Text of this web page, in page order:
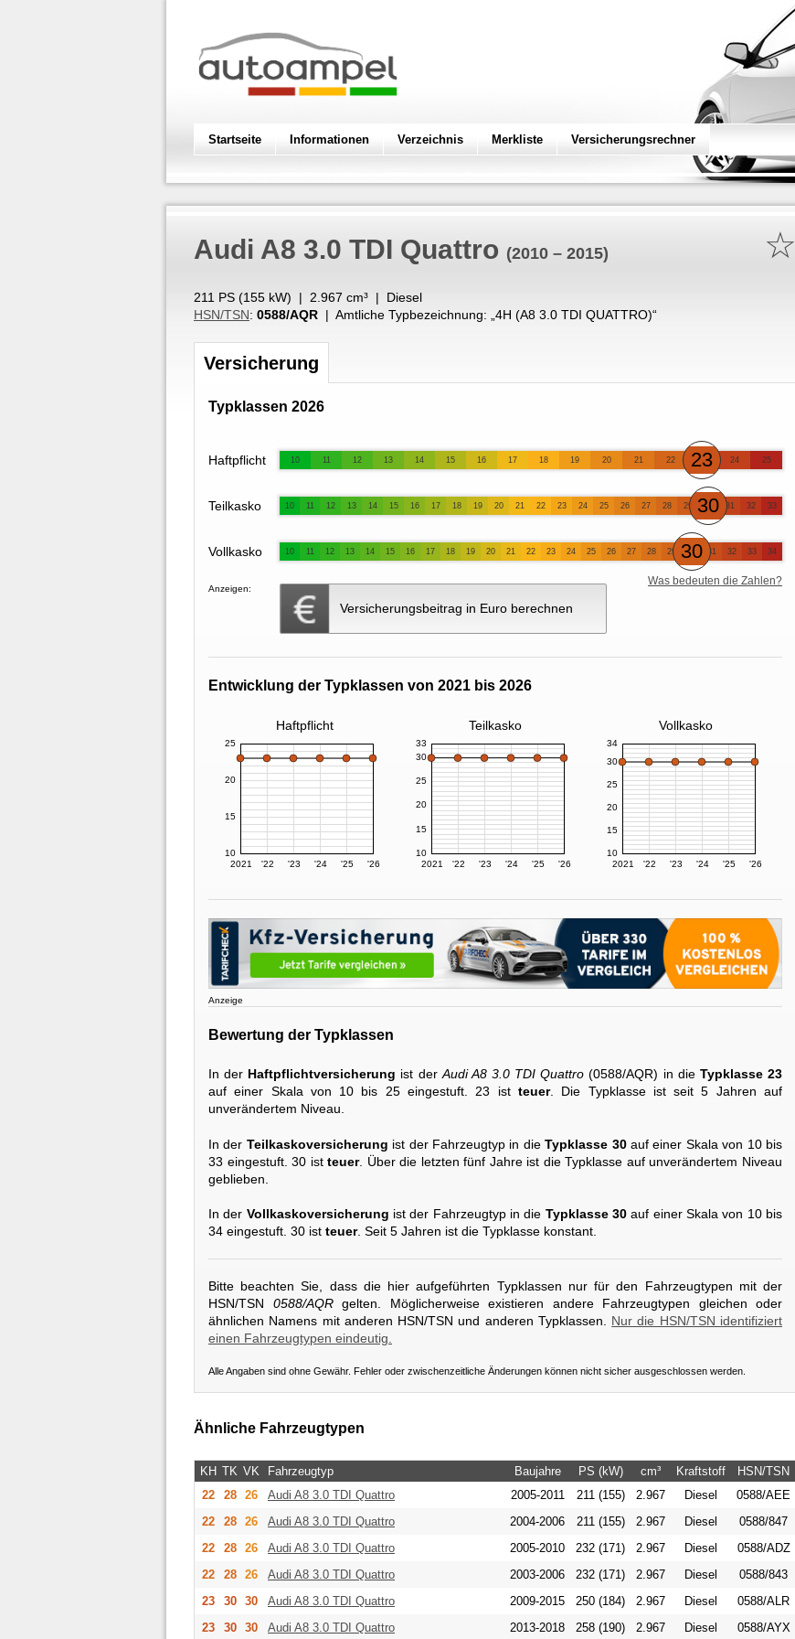
Startseite Informationen Verzeichnis Merkliste Versicherungsrechner
☆
Audi A8 3.0 TDI Quattro (2010 – 2015)
211 PS (155 kW) | 2.967 cm³ | Diesel
HSN/TSN: 0588/AQR | Amtliche Typbezeichnung: „ 4H (A8 3.0 TDI QUATTRO)“
Versicherung
Typklassen 2026
Haftpflicht 10 11 12 13 14 15 16 17 18 19 20 21 22 23 24 25
Teilkasko 10 11 12 13 14 15 16 17 18 19 20 21 22 23 24 25 26 27 28 29 30 31 32 33
Vollkasko 10 11 12 13 14 15 16 17 18 19 20 21 22 23 24 25 26 27 28 29 30 31 32 33 34
Anzeigen:
Versicherungsbeitrag in Euro berechnen
Was bedeuten die Zahlen?
Entwicklung der Typklassen von 2021 bis 2026
Haftpflicht Teilkasko Vollkasko
2021 '22 '23 '24 '25 '26
10
15
20
25
2021 '22 '23 '24 '25 '26
10
15
20
25
30
33
2021 '22 '23 '24 '25 '26
10
15
20
25
30
34
Anzeige
Bewertung der Typklassen
In der Haftpflichtversicherung ist der Audi A8 3.0 TDI Quattro (0588/AQR) in die Typklasse 23
auf einer Skala von 10 bis 25 eingestuft. 23 ist teuer. Die Typklasse ist seit 5 Jahren auf
unverändertem Niveau.
In der Teilkaskoversicherung ist der Fahrzeugtyp in dieTypklasse 30auf einer Skala von 10 bis
33 eingestuft. 30 istteuer. Über die letzten fünf Jahre ist die Typklasse auf unverändertem Niveau
geblieben.
In der Vollkaskoversicherung ist der Fahrzeugtyp in die Typklasse 30 auf einer Skala von 10 bis
34 eingestuft. 30 ist teuer. Seit 5 Jahren ist die Typklasse konstant.
Bitte beachten Sie, dass die hier aufgeführten Typklassen nur für den Fahrzeugtypen mit der
HSN/TSN 0588/AQRgelten. Möglicherweise existieren andere Fahrzeugtypen gleichen oder
ähnlichen Namens mit anderen HSN/TSN und anderen Typklassen. Nur die HSN/TSN identifiziert
einen Fahrzeugtypen eindeutig.
Alle Angaben sind ohne Gewähr. Fehler oder zwischenzeitliche Änderungen können nicht sicher ausgeschlossen werden.
Ähnliche Fahrzeugtypen
KH TK VK Fahrzeugtyp Baujahre PS (kW) cm³ Kraftstoff
HSN/TSN
22
28 26 Audi A8 3.0 TDI Quattro 2005-2011 211 (155) 2.967 Diesel
0588/AEE
22
28 26 Audi A8 3.0 TDI Quattro 2004-2006 211 (155) 2.967 Diesel
0588/847
22
28 26 Audi A8 3.0 TDI Quattro 2005-2010 232 (171) 2.967 Diesel
0588/ADZ
22
28 26 Audi A8 3.0 TDI Quattro 2003-2006 232 (171) 2.967 Diesel
0588/843
23
30 30 Audi A8 3.0 TDI Quattro 2009-2015 250 (184) 2.967 Diesel
0588/ALR
23
30 30 Audi A8 3.0 TDI Quattro 2013-2018 258 (190) 2.967 Diesel 0588/AYX